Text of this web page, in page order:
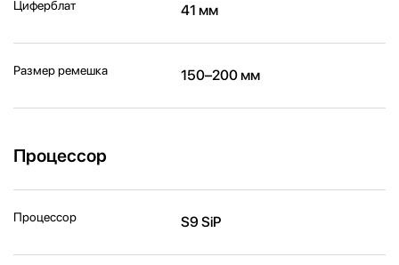
Циферблат 41 мм
Размер ремешка 150–200 мм
Процессор
Процессор S9 SiP